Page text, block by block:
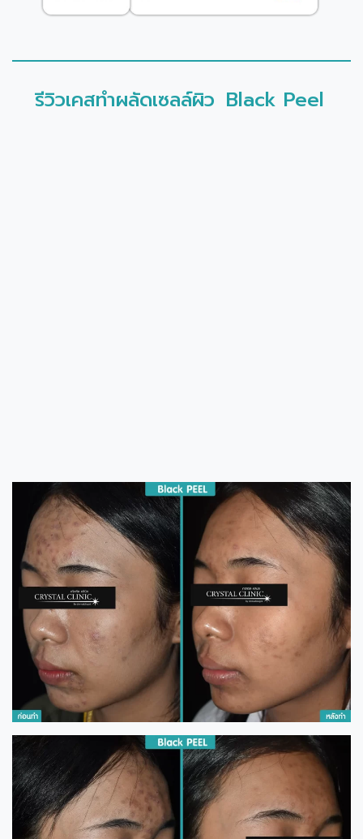
รีวิวเคสทำผลัดเซลล์ผิว Black Peel